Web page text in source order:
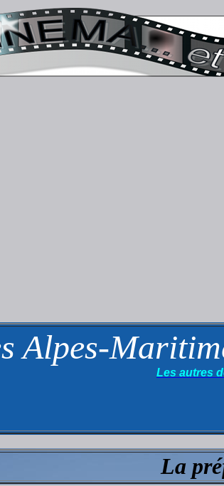
Alpes-
Les autres
La